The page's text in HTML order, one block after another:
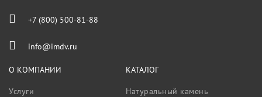
+7 (800) 500-81-88
info@imdv.ru
О КОМПАНИИ
Услуги
КАТАЛОГ
Натуральный камень